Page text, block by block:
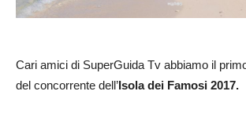
Cari amici di SuperGuida Tv abbiamo il
del concorrente dell’Isola dei Famosi 2017.